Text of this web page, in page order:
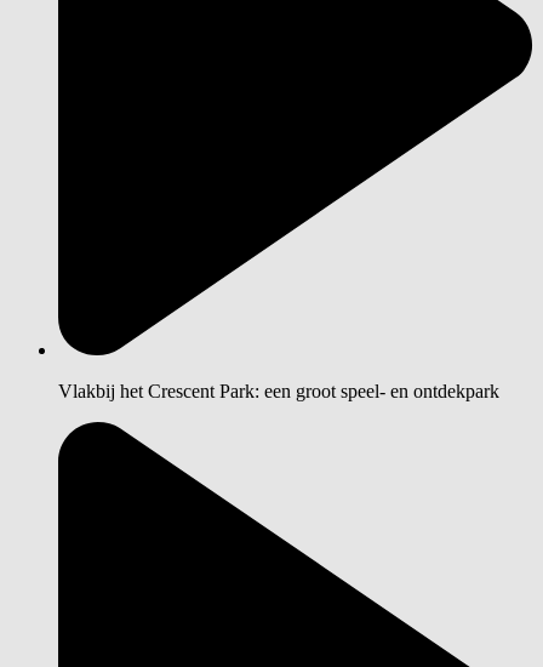
Vlakbij het Crescent Park: een groot speel- en ontdekpark